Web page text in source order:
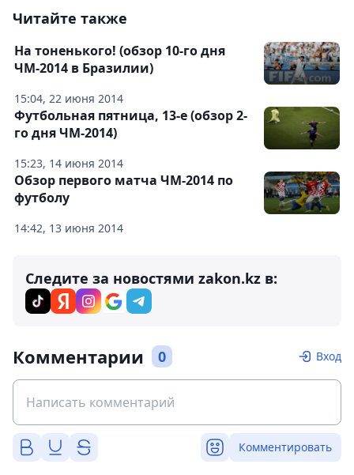
Читайте также
15:04, 22 июня 2014
На тоненького! (обзор 10-го дня
ЧМ-2014 в Бразилии)
15:23, 14 июня 2014
Футбольная пятница, 13-е (обзор 2-
го дня ЧМ-2014)
14:42, 13 июня 2014
Обзор первого матча ЧМ-2014 по
футболу
Следите за новостями zakon.kz в:
Комментарии 0 Вход
Комментировать